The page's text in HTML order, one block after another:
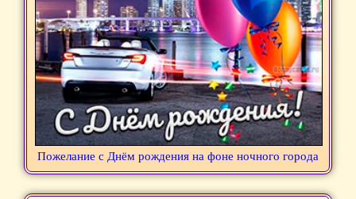
Пожелание с Днём рождения на фоне ночного города